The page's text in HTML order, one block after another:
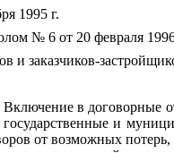
1995 г.
№ 6 от 20 февраля 1996
и заказчиков-
в договорные
и
от возможных